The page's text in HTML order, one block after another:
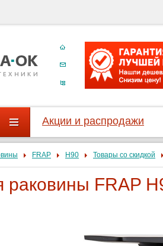
Акции и распродажи
FRAP H90 Товары со скидкой
раковины FRAP